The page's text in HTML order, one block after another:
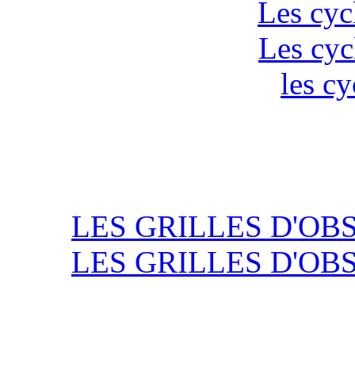
Les
Les
les
LES GRILLES
LES GRILLES